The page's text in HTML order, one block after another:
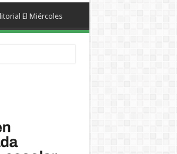
El Miércoles